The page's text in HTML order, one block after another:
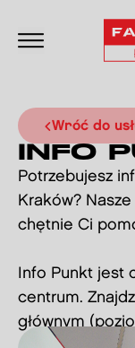
Wróć do
INFO
Potrzebujesz
Kraków?
chętnie Ci
Info Punkt jest
centrum.
głównym